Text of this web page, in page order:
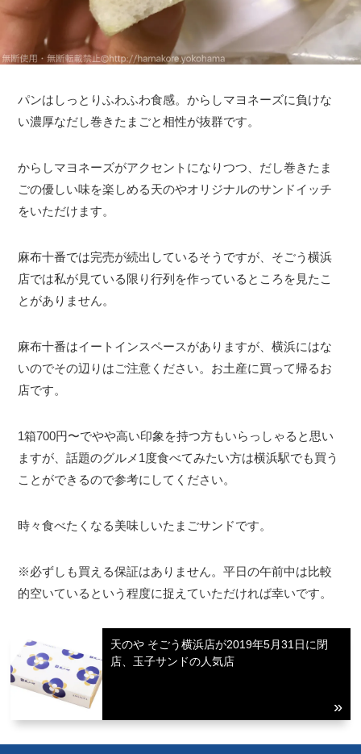
パンはしっとりふわふわ食感。からしマヨネーズに負けな
い濃厚なだし巻きたまごと相性が抜群です。
からしマヨネーズがアクセントになりつつ、だし巻きたま
ごの優しい味を楽しめる天のやオリジナルのサンドイッチ
をいただけます。
麻布十番では完売が続出しているそうですが、そごう横浜
店では私が見ている限り行列を作っているところを見たこ
とがありません。
麻布十番はイートインスペースがありますが、横浜にはな
いのでその辺りはご注意ください。お土産に買って帰るお
店です。
1箱700円〜でやや高い印象を持つ方もいらっしゃると思い
ますが、話題のグルメ1度食べてみたい方は横浜駅でも買う
ことができるので参考にしてください。
時々食べたくなる美味しいたまごサンドです。
※必ずしも買える保証はありません。平日の午前中は比較
的空いているという程度に捉えていただければ幸いです。
天のや そごう横浜店が2019年5月31日に閉
店、玉子サンドの人気店